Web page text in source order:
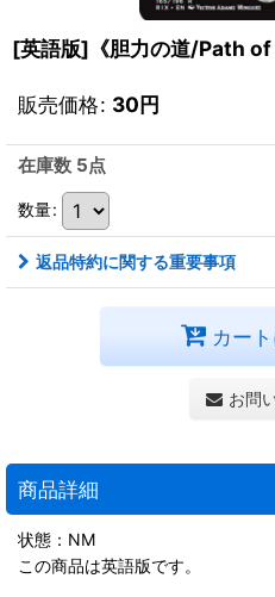
[英語版]《胆力の道/Path
販売価格: 30円
在庫数 5点
数量:
返品特約に関する重要事項
カー
お問
商品詳細
状態：NM
この商品は英語版です。